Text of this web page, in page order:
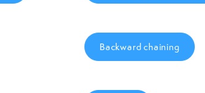
Backward chaining